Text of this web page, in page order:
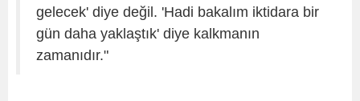
gelecek' diye değil. 'Hadi bakalım iktidara bir
gün daha yaklaştık' diye kalkmanın
zamanıdır."